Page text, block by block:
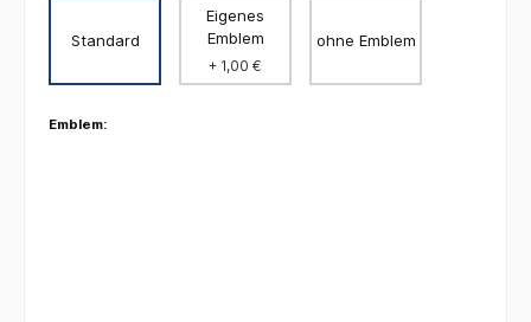
Standard
Eigenes
Emblem
+ 1,00 €
ohne Emblem
Emblem: